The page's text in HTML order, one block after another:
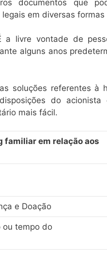
documentos que
em diversas formas
a livre vontade de
alguns anos
soluções referentes à
do
mais fácil.
familiar em relação aos
e Doação
ou tempo do